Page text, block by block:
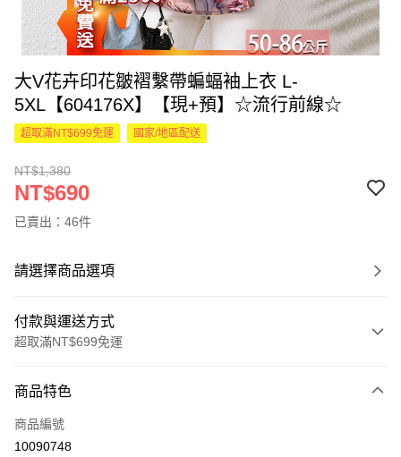
大V花卉印花皺褶繫帶蝙蝠袖上衣 L-
5XL【604176X】【現+預】☆流行前線☆
超取滿NT$699免運 國家/地區配送
NT$1,380
NT$690
已賣出：46件
請選擇商品選項
付款與運送方式
超取滿NT$699免運
信用卡一次付款
超商取貨付款
商品特色
商品編號
10090748